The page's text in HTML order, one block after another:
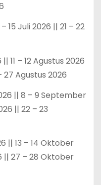
15 Juli 2026 || 21 – 22
11 – 12 Agustus 2026
27 Agustus 2026
|| 8 – 9 September
|| 22 – 23
|| 13 – 14 Oktober
|| 27 – 28 Oktober